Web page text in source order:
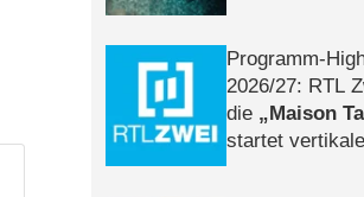
Programm-
2026/​27: RTL
die
Maison
startet